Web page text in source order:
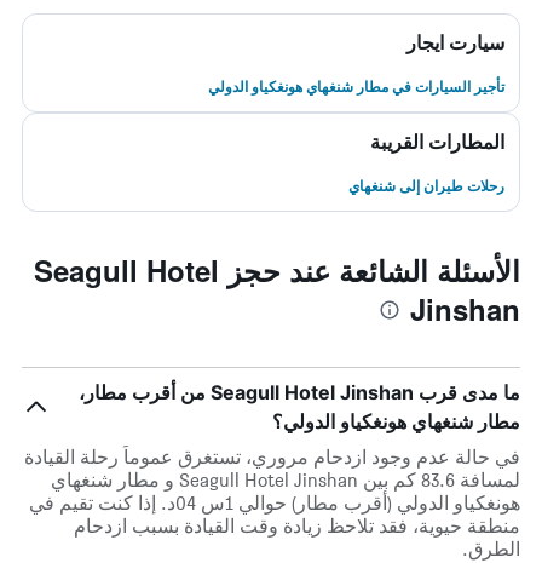
سيارت ايجار
تأجير السيارات في مطار شنغهاي هونغكياو الدولي
المطارات القريبة
رحلات طيران إلى شنغهاي
الأسئلة الشائعة عند حجز Seagull Hotel
Jinshan
ما مدى قرب Seagull Hotel Jinshan من أقرب مطار،
مطار شنغهاي هونغكياو الدولي؟
في حالة عدم وجود ازدحام مروري، تستغرق عموماً رحلة القيادة
لمسافة 83.6 كم بين Seagull Hotel Jinshan و مطار شنغهاي
هونغكياو الدولي (أقرب مطار) حوالي 1س 04د. إذا كنت تقيم في
منطقة حيوية، فقد تلاحظ زيادة وقت القيادة بسبب ازدحام
الطرق.